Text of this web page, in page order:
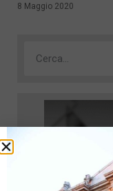
8 Maggio 2020